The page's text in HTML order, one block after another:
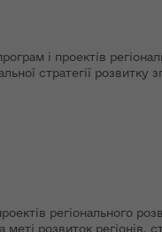
і проектів
стратегії
регіонального
розвиток регіонів,